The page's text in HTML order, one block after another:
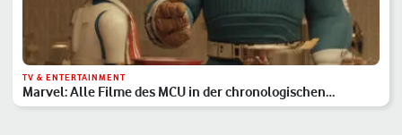
TV & ENTERTAINMENT
Marvel: Alle Filme des MCU in der chronologischen
Reihenfolge